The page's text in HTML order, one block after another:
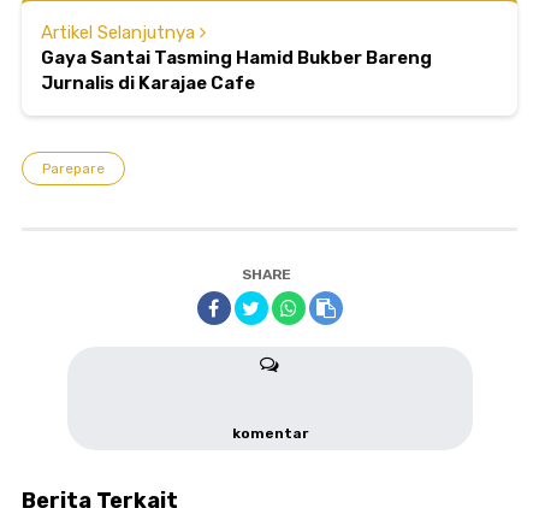
Artikel Selanjutnya
Gaya Santai Tasming Hamid Bukber Bareng
Jurnalis di Karajae Cafe
Parepare
SHARE
komentar
Berita Terkait